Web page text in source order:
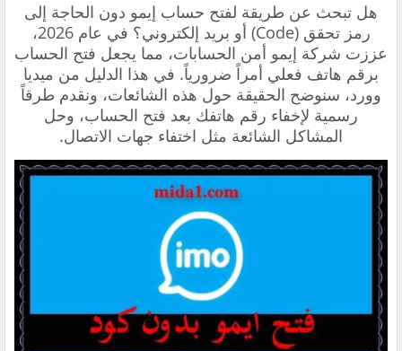
هل تبحث عن طريقة لفتح حساب إيمو دون الحاجة إلى
رمز تحقق (Code) أو بريد إلكتروني؟ في عام 2026،
عززت شركة إيمو أمن الحسابات، مما يجعل فتح الحساب
برقم هاتف فعلي أمراً ضرورياً. في هذا الدليل من ميديا
وورد، سنوضح الحقيقة حول هذه الشائعات، ونقدم طرقاً
رسمية لإخفاء رقم هاتفك بعد فتح الحساب، وحل
المشاكل الشائعة مثل اختفاء جهات الاتصال.